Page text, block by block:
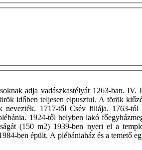
adja vadászkastélyát 1263-ban.
időben teljesen elpusztul. A török
nevezték. 1717-től Csév filiája. 1763-
1924-től helyben lakó
(150 m2) 1939-ben nyeri el a
ben épült. A plébániaház és a temető